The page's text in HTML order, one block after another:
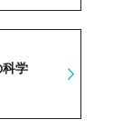
科学